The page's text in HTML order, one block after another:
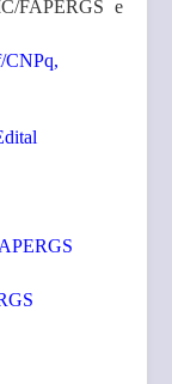
FAPERGS e